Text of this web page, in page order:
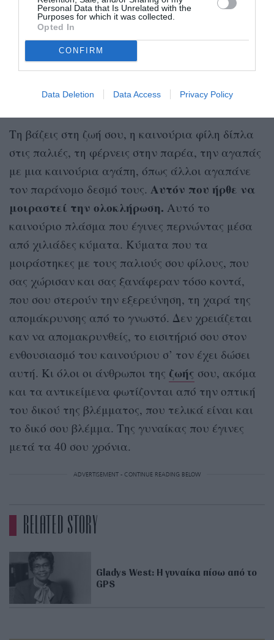
Personal Data that Is Unrelated with the
Purposes for which it was collected.
Opted In
CONFIRM
Data Deletion Data Access Privacy Policy
της νεότητας, που έχουν γίνει κάπως σαν
συγγενείς. Τους αγαπάς ακόμα και έξω από το
ταίριασμα. Εδώ όμως το ταίριασμα αναβλύζει,
σε δροσίζει και σου δίνει καινούρια ενέργεια.
ενθουσιασμό που είχες ξεχάσει.
Τη βάζεις στη ζωή σου, η καινούρια φίλη δίπλα
στις παλιές, τη φέρνεις στην παρέα, την αγαπάς
με μια καινούρια αγάπη, όπως άλλοι αγαπάνε
τον παράνομο δεσμό τους. Αυτόν που ήρθε να
μοιραστεί την ολοκλήρωση. Αυτό το
καινούριο πλάσμα που έγινες περνώντας μέσα
από χιλιάδες κύματα. Κύματα που τα
μοιράστηκες με τους παλιούς σου φίλους, που
σας χώρισαν και σας ξανάφεραν τόσο κοντά,
που σου στερούν την εξερεύνηση, τη χαρά της
απομάκρυνσης από το γνωστό. Δεν χρειάζεται
καν να απομακρυνθείς, το εισιτήριό σου στον
ενθουσιασμό του καινούριου σ’ τον έχει δώσει
αυτή. Κι όλοι οι άνθρωποι της ζωής σου, ακόμα
και τα αντικείμενα φωτίζονται από την οπτική
του δικού της βλέμματος, που τελικά είναι και
το δικό σου βλέμμα. Της γυναίκας που έγινες
μετά τα 40 σου χρόνια.
ADVERTISEMENT - CONTINUE READING BELOW
RELATED STORY
Gladys West: Η γυναίκα πίσω από το
GPS